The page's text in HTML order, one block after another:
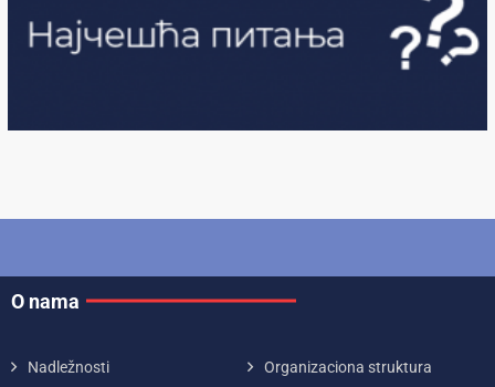
O nama
Nadležnosti Organizaciona struktura